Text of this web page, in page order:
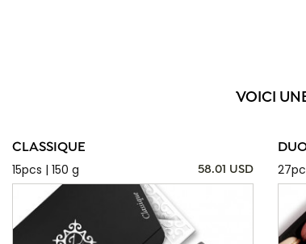
VOICI
CLASSIQUE
15pcs | 150 g
58.01 USD